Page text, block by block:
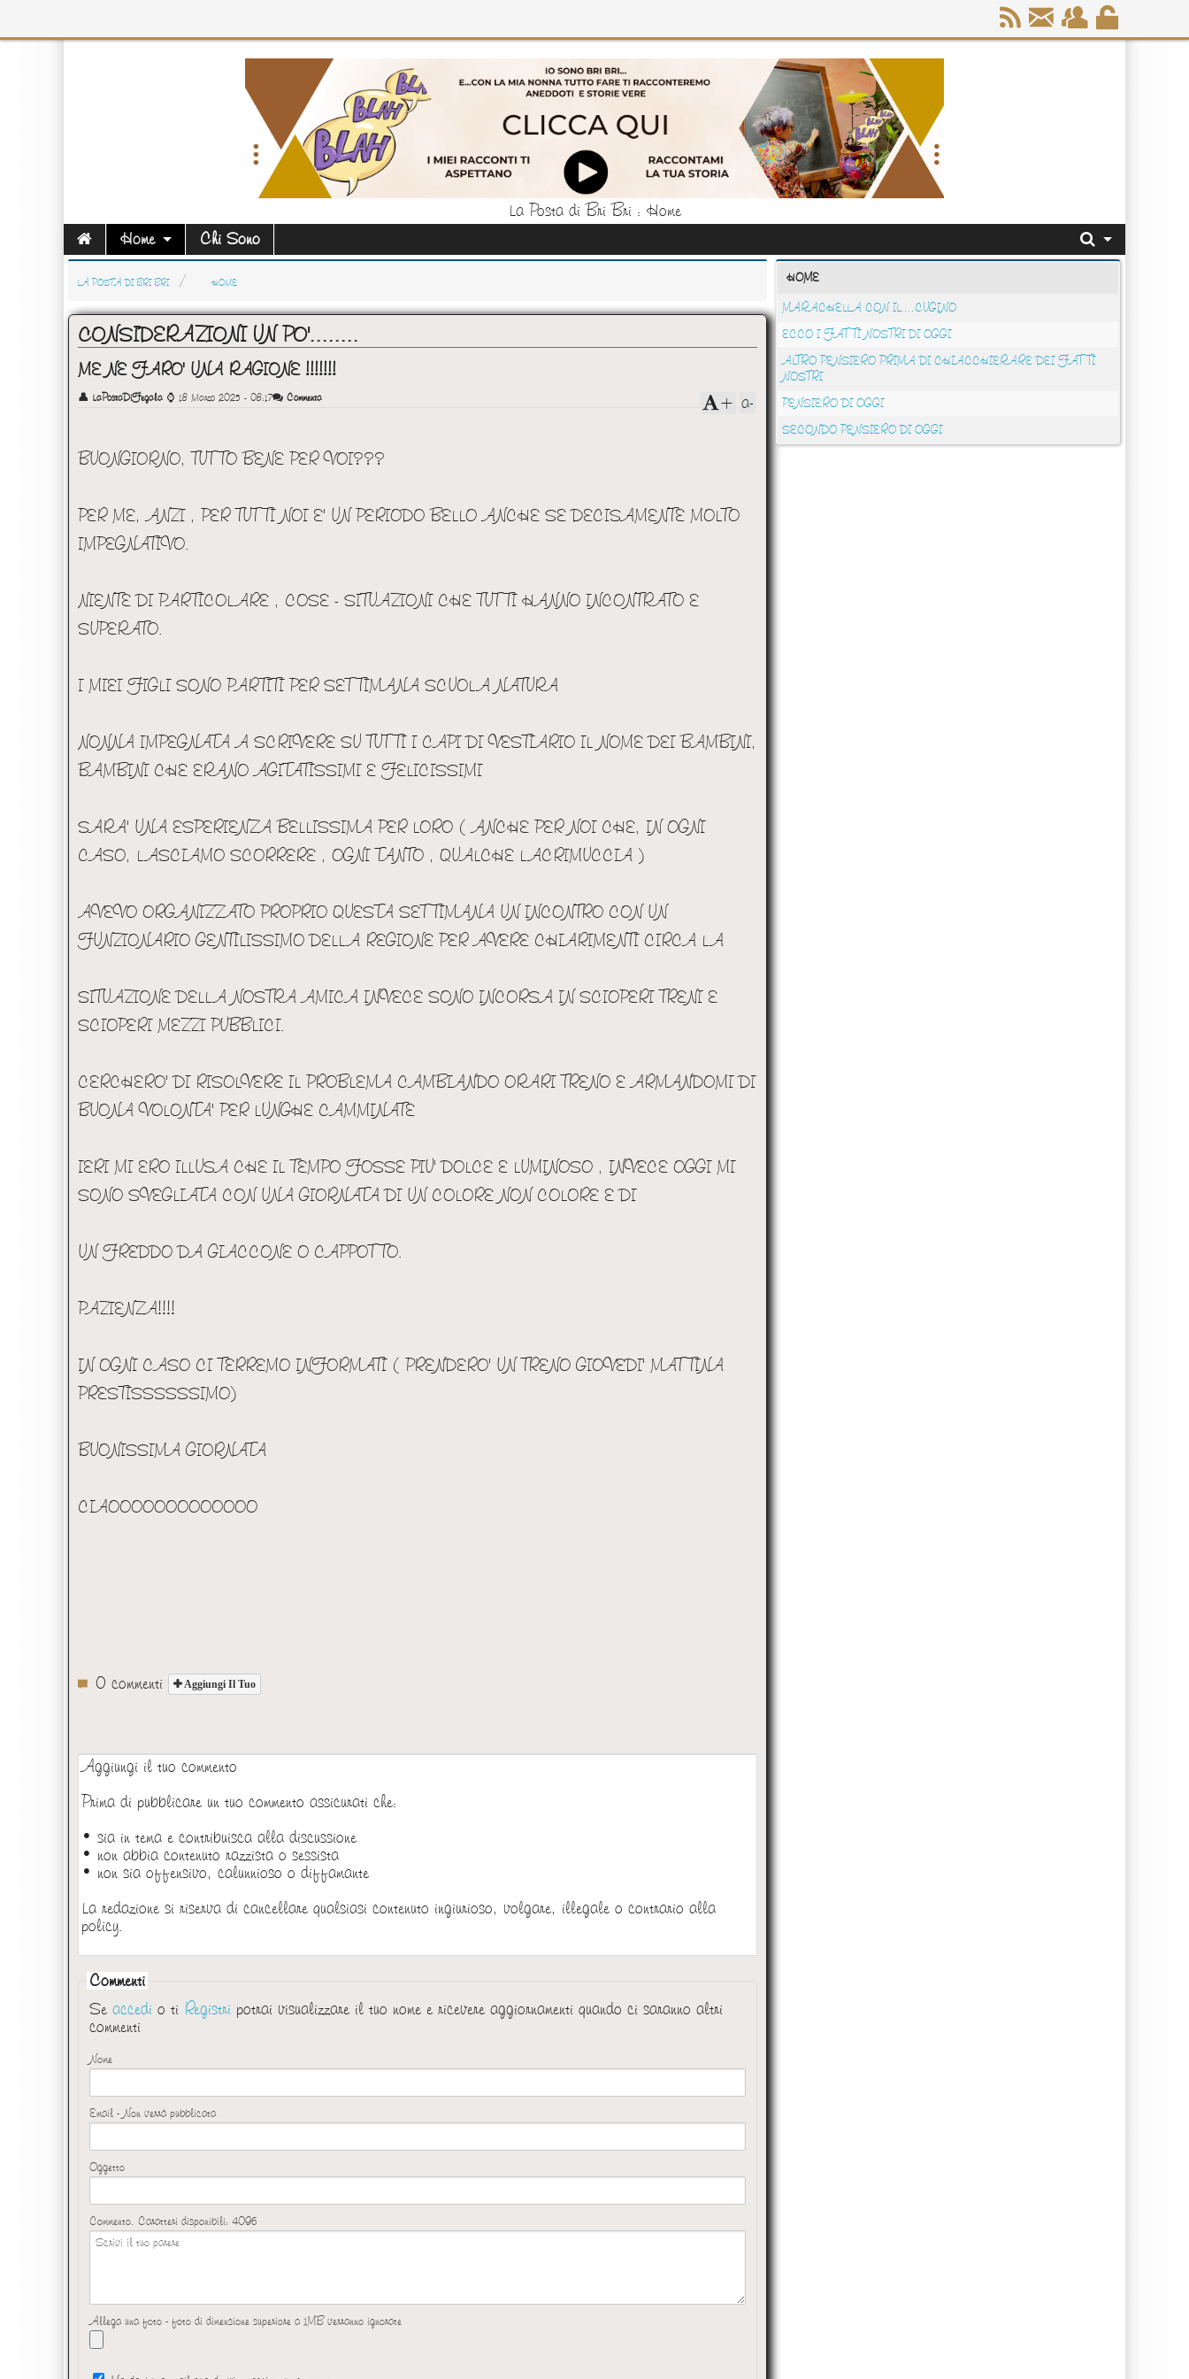
La Posta di Bri Bri : Home
Home
Chi Sono
LA POSTA DI BRI BRI HOME
CONSIDERAZIONI UN PO'........
ME NE FARO' UNA RAGIONE !!!!!!!
👤 LaPostaDiFegala ⌚ 18 Marzo 2025 - 08:17 Commenta a-
+
BUONGIORNO, TUTTO BENE PER VOI???
PER ME, ANZI , PER TUTTI NOI E' UN PERIODO BELLO ANCHE SE DECISAMENTE MOLTO
IMPEGNATIVO.
NIENTE DI PARTICOLARE , COSE - SITUAZIONI CHE TUTTI HANNO INCONTRATO E
SUPERATO.
I MIEI FIGLI SONO PARTITI PER SETTIMANA SCUOLA NATURA
NONNA IMPEGNATA A SCRIVERE SU TUTTI I CAPI DI VESTIARIO IL NOME DEI BAMBINI,
BAMBINI CHE ERANO AGITATISSIMI E FELICISSIMI
SARA' UNA ESPERIENZA BELLISSIMA PER LORO ( ANCHE PER NOI CHE, IN OGNI
CASO, LASCIAMO SCORRERE , OGNI TANTO , QUALCHE LACRIMUCCIA )
AVEVO ORGANIZZATO PROPRIO QUESTA SETTIMANA UN INCONTRO CON UN
FUNZIONARIO GENTILISSIMO DELLA REGIONE PER AVERE CHIARIMENTI CIRCA LA
SITUAZIONE DELLA NOSTRA AMICA INVECE SONO INCORSA IN SCIOPERI TRENI E
SCIOPERI MEZZI PUBBLICI.
CERCHERO' DI RISOLVERE IL PROBLEMA CAMBIANDO ORARI TRENO E ARMANDOMI DI
BUONA VOLONTA' PER LUNGHE CAMMINATE
IERI MI ERO ILLUSA CHE IL TEMPO FOSSE PIU' DOLCE E LUMINOSO , INVECE OGGI MI
SONO SVEGLIATA CON UNA GIORNATA DI UN COLORE NON COLORE E DI
UN FREDDO DA GIACCONE O CAPPOTTO.
PAZIENZA!!!!
IN OGNI CASO CI TERREMO INFORMATI ( PRENDERO' UN TRENO GIOVEDI' MATTINA
PRESTISSSSSSIMO)
BUONISSIMA GIORNATA
CIAOOOOOOOOOOOOO
0 commenti Aggiungi Il Tuo
Aggiungi il tuo commento
Prima di pubblicare un tuo commento assicurati che:
• sia in tema e contribuisca alla discussione
• non abbia contenuto razzista o sessista
• non sia offensivo, calunnioso o diffamante
La redazione si riserva di cancellare qualsiasi contenuto ingiurioso, volgare, illegale o contrario alla
policy.
Commenti
Se accedi o ti Registri potrai visualizzare il tuo nome e ricevere aggiornamenti quando ci saranno altri
commenti
Nome
Email - Non verrà pubblicata
Oggetto
Commento. Caratteri disponibili: 4096
Allega una foto - foto di dimensione superiore a 1MB verranno ignorate
HOME
MARACHELLA CON IL....CUGINO
ECCO I FATTI NOSTRI DI OGGI
ALTRO PENSIERO PRIMA DI CHIACCHIERARE DEI FATTI
NOSTRI
PENSIERO DI OGGI
SECONDO PENSIERO DI OGGI